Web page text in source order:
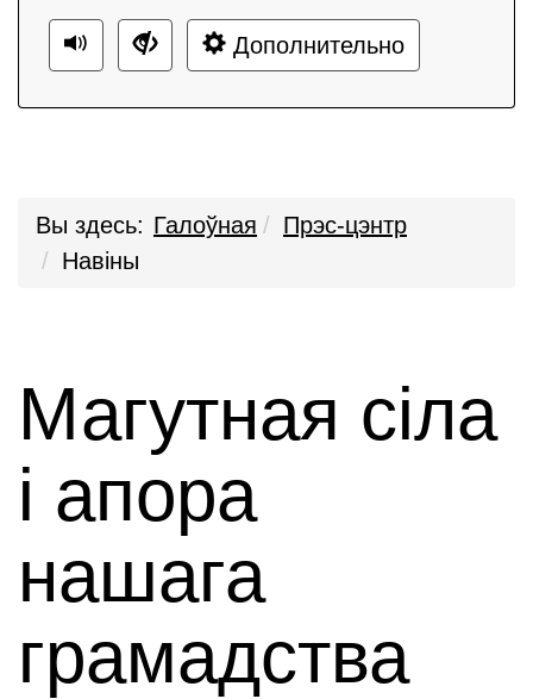
Дополнительно
Вы здесь: Галоўная
Прэс-цэнтр
Навіны
Магутная сіла
і апора
нашага
грамадства